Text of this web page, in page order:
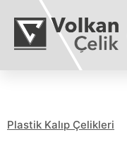
Plastik Kalıp Çelikleri